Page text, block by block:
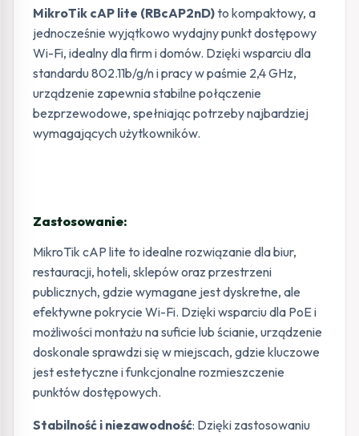
MikroTik cAP lite (RBcAP2nD)to kompaktowy, a
jednocześnie wyjątkowo wydajny punkt dostępowy
Wi-Fi, idealny dla firm i domów. Dzięki wsparciu dla
standardu 802.11b/g/n i pracy w paśmie 2,4 GHz,
urządzenie zapewnia stabilne połączenie
bezprzewodowe, spełniając potrzeby najbardziej
wymagających użytkowników.
Zastosowanie:
MikroTik cAP lite to idealne rozwiązanie dla biur,
restauracji, hoteli, sklepów oraz przestrzeni
publicznych, gdzie wymagane jest dyskretne, ale
efektywne pokrycie Wi-Fi. Dzięki wsparciu dla PoE i
możliwości montażu na suficie lub ścianie, urządzenie
doskonale sprawdzi się w miejscach, gdzie kluczowe
jest estetyczne i funkcjonalne rozmieszczenie
punktów dostępowych.
Stabilność i niezawodność: Dzięki zastosowaniu